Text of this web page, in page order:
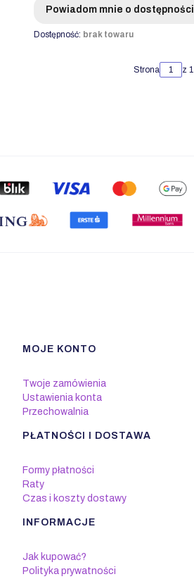
Powiadom mnie o dostępności
Dostępność: brak towaru
Strona z 1
Linki w stopce
MOJE KONTO
Twoje zamówienia
Ustawienia konta
Przechowalnia
PŁATNOŚCI I DOSTAWA
Formy płatności
Raty
Czas i koszty dostawy
INFORMACJE
Jak kupować?
Polityka prywatności